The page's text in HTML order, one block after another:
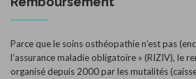
Parce que le soins osthéopathie n’est pas
l’assurance maladie obligatoire » (RIZIV), le
organisé depuis 2000 par les mutalités